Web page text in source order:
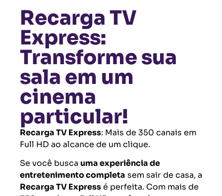
Recarga TV
Express:
Transforme sua
sala em um
cinema
particular!
Recarga TV Express: Mais de 350 canais em
Full HD ao alcance de um clique.
Se você busca uma experiência de
entretenimento completa sem sair de casa, a
Recarga TV Expressé perfeita. Com mais de